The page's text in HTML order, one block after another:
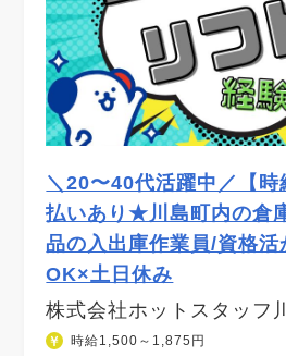
＼20〜40代活躍中／【時
払いあり★川島町内の倉
品の入出庫作業員/資格
OK×土日休み
株式会社ホットスタッフ
時給1,500～1,875円